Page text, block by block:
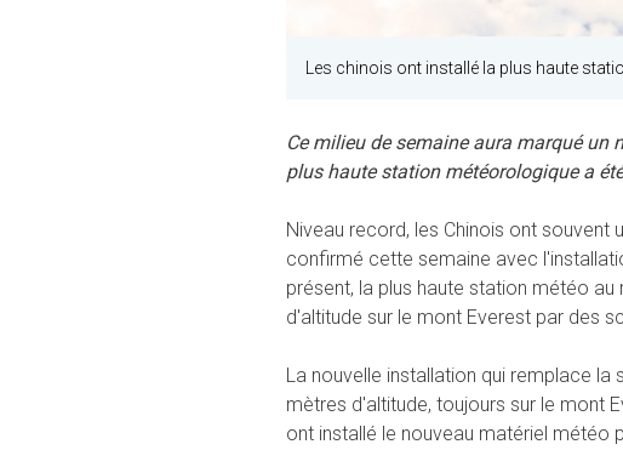
Les chinois ont installé la plus haute
Ce milieu de semaine aura marqué un
plus haute station météorologique a
Niveau record, les Chinois ont
confirmé cette semaine avec
présent, la plus haute station météo
d'altitude sur le mont Everest par des
La nouvelle installation qui remplace
mètres d'altitude, toujours sur le mont
ont installé le nouveau matériel météo